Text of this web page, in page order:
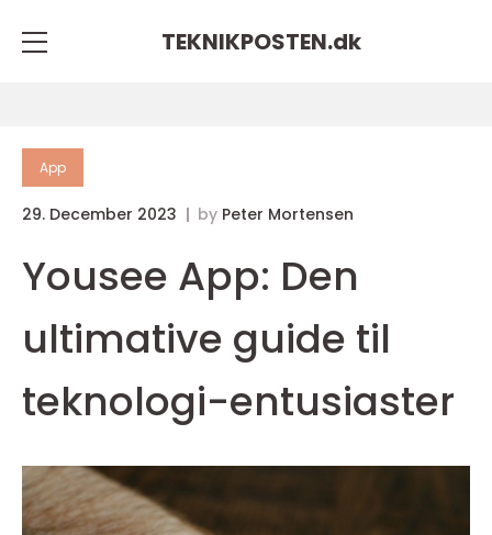
TEKNIKPOSTEN.dk
App
29. December 2023 by Peter Mortensen
Yousee App: Den
ultimative guide til
teknologi-entusiaster